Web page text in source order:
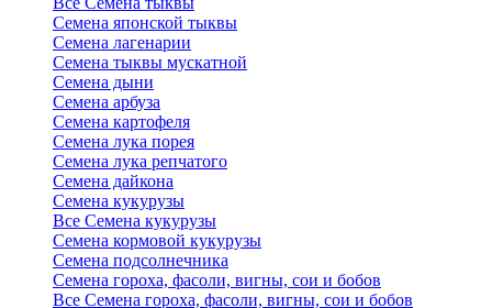
Семена японской тыквы
Семена лагенарии
Семена тыквы мускатной
Семена дыни
Семена арбуза
Семена картофеля
Семена лука порея
Семена лука репчатого
Семена дайкона
Семена кукурузы
Все Семена кукурузы
Семена кормовой кукурузы
Семена подсолнечника
Семена гороха, фасоли, вигны, сои и бобов
Все Семена гороха, фасоли, вигны, сои и бобов